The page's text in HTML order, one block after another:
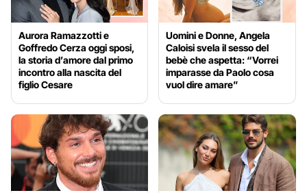
Aurora Ramazzotti e
Goffredo Cerza oggi sposi,
la storia d’amore dal primo
incontro alla nascita del
figlio Cesare
Uomini e Donne, Angela
Caloisi svela il sesso del
bebè che aspetta: “Vorrei
imparasse da Paolo cosa
vuol dire amare”